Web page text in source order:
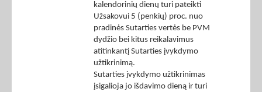
kalendorinių dienų turi pateikti
Užsakovui 5 (penkių) proc. nuo
pradinės Sutarties vertės be PVM
dydžio bei kitus reikalavimus
atitinkantį Sutarties įvykdymo
užtikrinimą.
Sutarties įvykdymo užtikrinimas
įsigalioja jo išdavimo dieną ir turi